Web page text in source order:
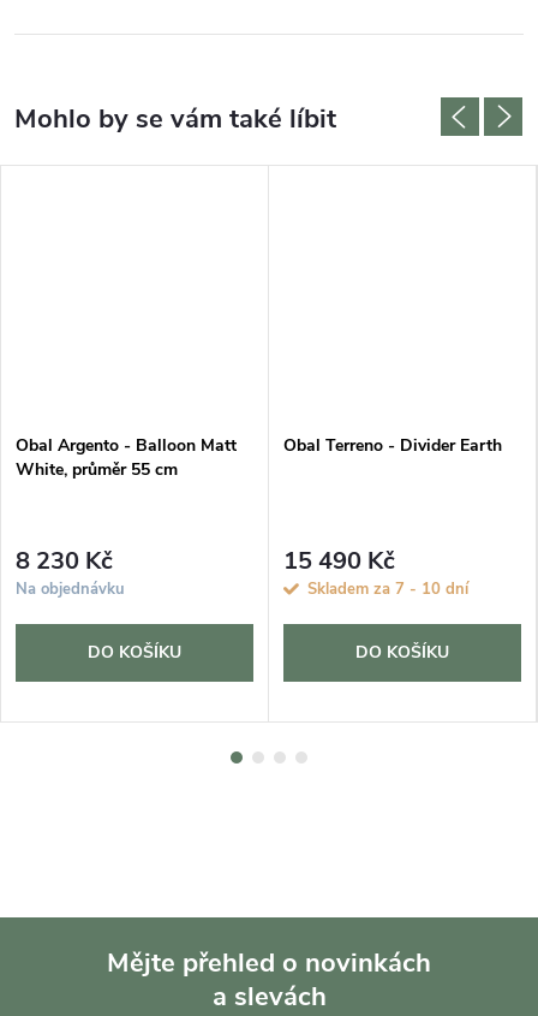
Obal Argento - Balloon Matt
White, průměr 55 cm
8 230 Kč
Na objednávku
DO KOŠÍKU
Obal Terreno - Divider Earth
15 490 Kč
Skladem za 7 - 10 dní
DO KOŠÍKU
Mějte přehled o novinkách
a slevách